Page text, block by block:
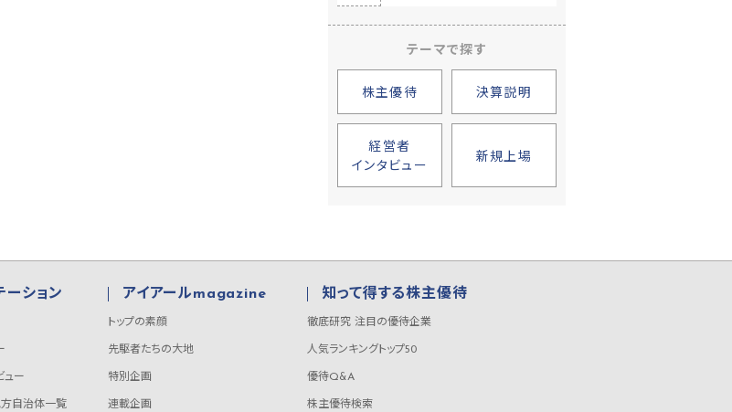
テーマで探す
株主優待 決算説明
経営者
インタビュー
新規上場
ーション
ュー
自治体一覧
アイアールmagazine
トップの素顔
先駆者たちの大地
特別企画
連載企画
知って得する株主優待
徹底研究 注目の優待企業
人気ランキングトップ50
優待Q&A
株主優待検索